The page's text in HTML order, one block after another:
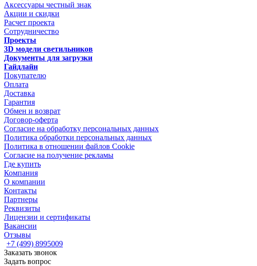
Аксессуары честный знак
Акции и скидки
Расчет проекта
Сотрудничество
Проекты
3D модели светильников
Документы для загрузки
Гайдлайн
Покупателю
Оплата
Доставка
Гарантия
Обмен и возврат
Договор-оферта
Согласие на обработку персональных данных
Политика обработки персональных данных
Политика в отношении файлов Cookie
Согласие на получение рекламы
Где купить
Компания
О компании
Контакты
Партнеры
Реквизиты
Лицензии и сертификаты
Вакансии
Отзывы
+7 (499) 8995009
Заказать звонок
Задать вопрос